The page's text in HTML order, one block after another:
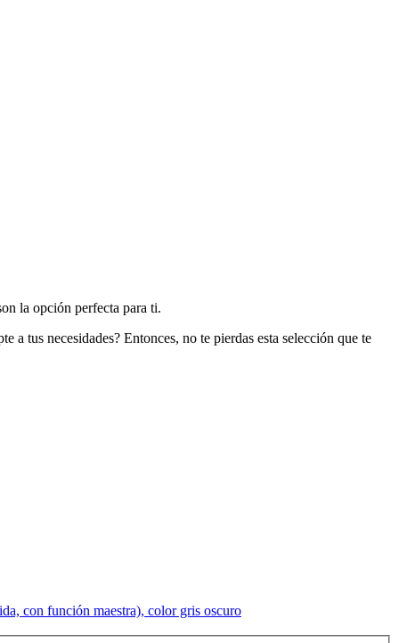
la opción perfecta para ti.
a tus necesidades? Entonces, no te pierdas esta selección que te
con función maestra), color gris oscuro